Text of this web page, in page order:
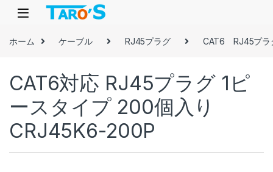
Skip to navigation
Skip to content
ホーム ケーブル RJ45プラグ CAT6 RJ45プラ
CAT6対応 RJ45プラグ 1ピ
ースタイプ 200個入り
CRJ45K6-200P